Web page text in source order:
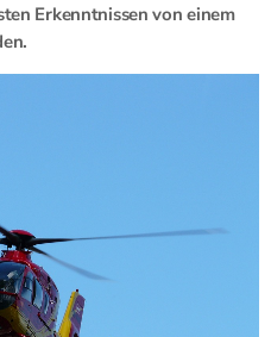
Erkenntnissen von einem